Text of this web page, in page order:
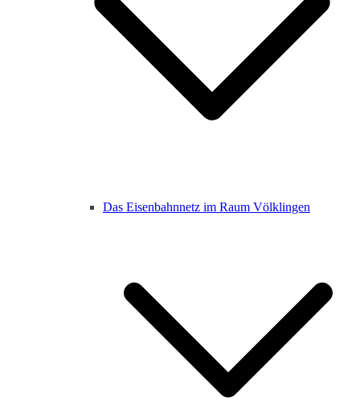
Das Eisenbahnnetz im Raum Völklingen